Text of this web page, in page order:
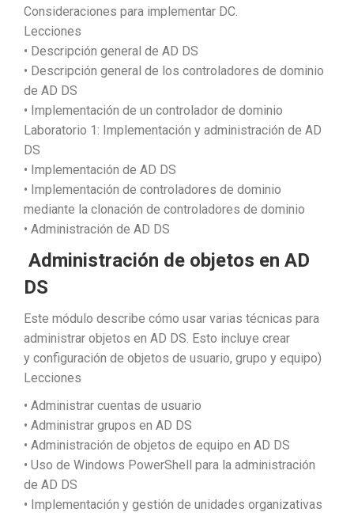
Consideraciones para implementar DC.
Lecciones
• Descripción general de AD DS
• Descripción general de los controladores de dominio
de AD DS
• Implementación de un controlador de dominio
Laboratorio 1: Implementación y administración de AD
DS
• Implementación de AD DS
• Implementación de controladores de dominio
mediante la clonación de controladores de dominio
• Administración de AD DS
Administración de objetos en AD
DS
Este módulo describe cómo usar varias técnicas para
administrar objetos en AD DS. Esto incluye crear
y configuración de objetos de usuario, grupo y equipo)
Lecciones
• Administrar cuentas de usuario
• Administrar grupos en AD DS
• Administración de objetos de equipo en AD DS
• Uso de Windows PowerShell para la administración
de AD DS
• Implementación y gestión de unidades organizativas